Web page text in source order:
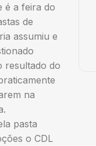
é a feira do
de
assumiu e
resultado do
na
pasta
o CDL